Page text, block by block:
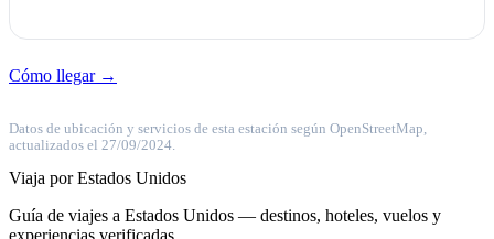
Cómo llegar →
Datos de ubicación y servicios de esta estación según OpenStreetMap,
actualizados el 27/09/2024.
Viaja por Estados Unidos
Guía de viajes a Estados Unidos — destinos, hoteles, vuelos y
experiencias verificadas.